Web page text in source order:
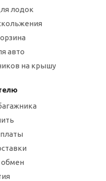
лодок
авто
на крышу
обмен